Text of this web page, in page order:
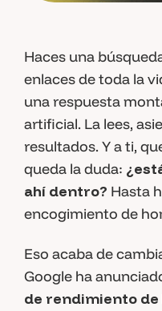
Haces una
enlaces de toda la
una respuesta
artificial. La lees,
resultados. Y a ti,
queda la duda:
ahí dentro? Hasta
encogimiento de
Eso acaba de
Google ha
de rendimiento